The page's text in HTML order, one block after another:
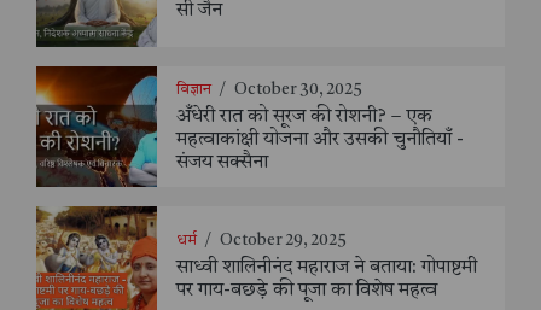
सी जैन
विज्ञान / October 30, 2025
अँधेरी रात को सूरज की रोशनी? – एक
महत्वाकांक्षी योजना और उसकी चुनौतियाँ -
संजय सक्सैना
धर्म / October 29, 2025
साध्वी शालिनीनंद महाराज ने बताया: गोपाष्टमी
पर गाय-बछड़े की पूजा का विशेष महत्व